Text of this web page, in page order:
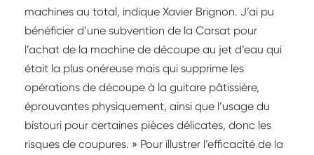
machines au total, indique Xavier Brignon. J’ai pu
bénéficier d’une subvention de la Carsat pour
l’achat de la machine de découpe au jet d’eau qui
était la plus onéreuse mais qui supprime les
opérations de découpe à la guitare pâtissière,
éprouvantes physiquement, ainsi que l’usage du
bistouri pour certaines pièces délicates, donc les
risques de coupures. » Pour illustrer l’efficacité de la